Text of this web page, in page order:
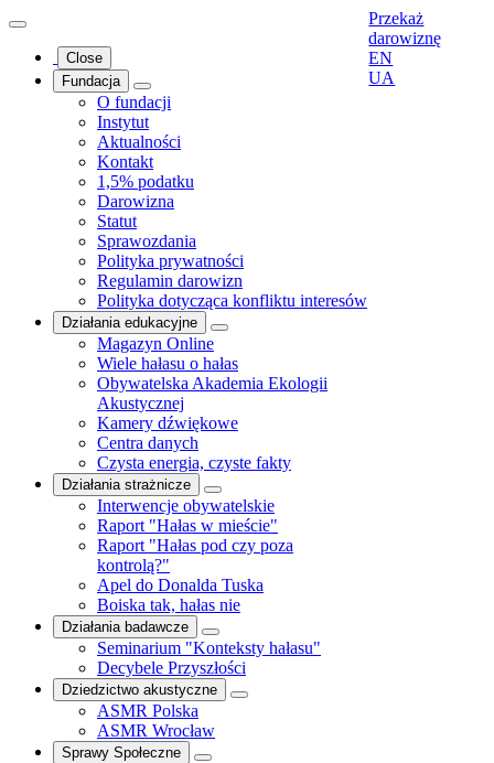
Close
Fundacja
O fundacji
Instytut
Aktualności
Kontakt
1,5% podatku
Darowizna
Statut
Sprawozdania
Polityka prywatności
Regulamin darowizn
Polityka dotycząca konfliktu interesów
Działania edukacyjne
Magazyn Online
Wiele hałasu o hałas
Obywatelska Akademia Ekologii
Akustycznej
Kamery dźwiękowe
Centra danych
Czysta energia, czyste fakty
Działania strażnicze
Interwencje obywatelskie
Raport "Hałas w mieście"
Raport "Hałas pod czy poza
kontrolą?"
Apel do Donalda Tuska
Boiska tak, hałas nie
Działania badawcze
Seminarium "Konteksty hałasu"
Decybele Przyszłości
Dziedzictwo akustyczne
ASMR Polska
ASMR Wrocław
Sprawy Społeczne
Przekaż
darowiznę
EN
UA